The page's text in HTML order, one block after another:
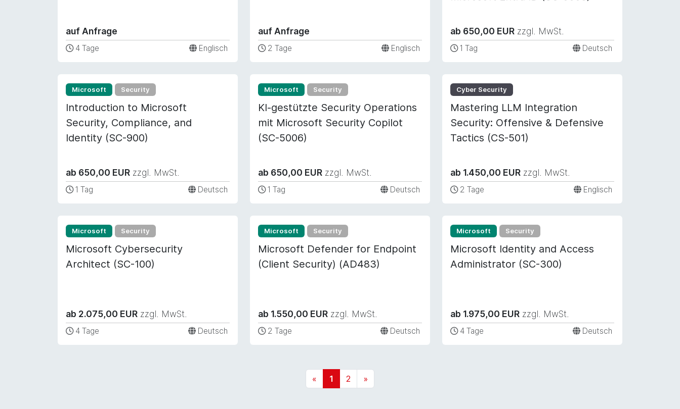
auf Anfrage
4 Tage Englisch
auf Anfrage
2 Tage Englisch
ab 650,00 EUR zzgl. MwSt.
1 Tag Deutsch
Microsoft Security
Introduction to Microsoft
Security, Compliance, and
Identity (SC-900)
ab 650,00 EUR zzgl. MwSt.
1 Tag Deutsch
Microsoft Security
KI-gestützte Security Operations
mit Microsoft Security Copilot
(SC-5006)
ab 650,00 EUR zzgl. MwSt.
1 Tag Deutsch
Cyber Security
Mastering LLM Integration
Security: Offensive & Defensive
Tactics (CS-501)
ab 1.450,00 EUR zzgl. MwSt.
2 Tage Englisch
Microsoft Security
Microsoft Cybersecurity
Architect (SC-100)
ab 2.075,00 EUR zzgl. MwSt.
4 Tage Deutsch
Microsoft Security
Microsoft Defender for Endpoint
(Client Security) (AD483)
ab 1.550,00 EUR zzgl. MwSt.
2 Tage Deutsch
Microsoft Security
Microsoft Identity and Access
Administrator (SC-300)
ab 1.975,00 EUR zzgl. MwSt.
4 Tage Deutsch
« 1 2 »